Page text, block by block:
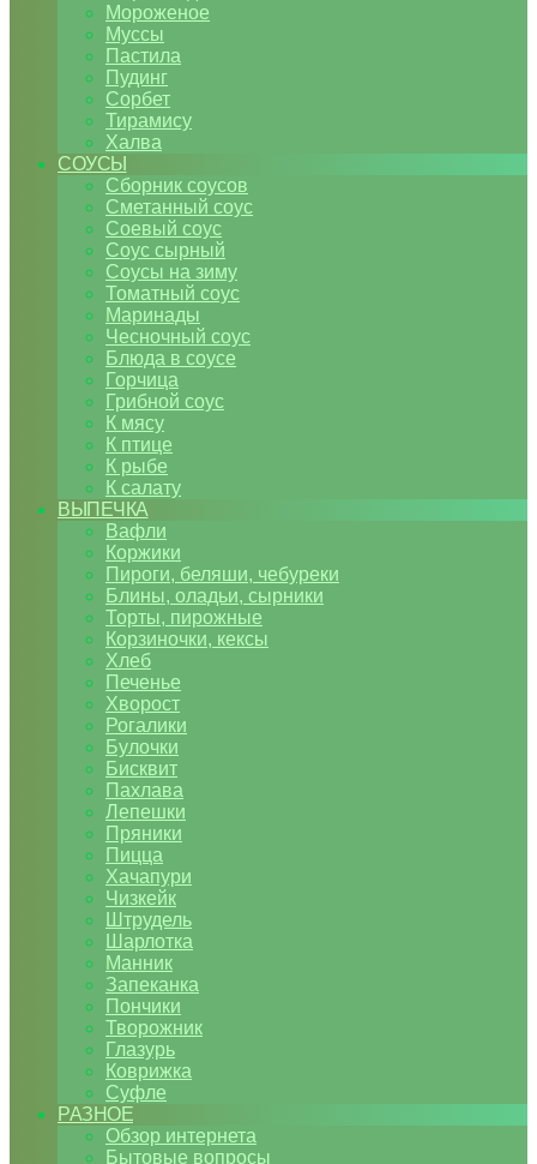
Мороженое
Муссы
Пастила
Пудинг
Сорбет
Тирамису
Халва
СОУСЫ
Сборник соусов
Сметанный соус
Соевый соус
Соус сырный
Соусы на зиму
Томатный соус
Маринады
Чесночный соус
Блюда в соусе
Горчица
Грибной соус
К мясу
К птице
К рыбе
К салату
ВЫПЕЧКА
Вафли
Коржики
Пироги, беляши, чебуреки
Блины, оладьи, сырники
Торты, пирожные
Корзиночки, кексы
Хлеб
Печенье
Хворост
Рогалики
Булочки
Бисквит
Пахлава
Лепешки
Пряники
Пицца
Хачапури
Чизкейк
Штрудель
Шарлотка
Манник
Запеканка
Пончики
Творожник
Глазурь
Коврижка
Суфле
РАЗНОЕ
Обзор интернета
Бытовые вопросы